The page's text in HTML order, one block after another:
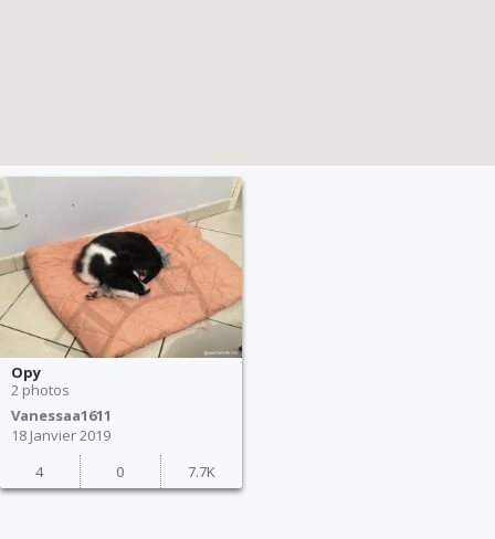
Opy
2 photos
Vanessaa1611
18 Janvier 2019
4
0 7.7K